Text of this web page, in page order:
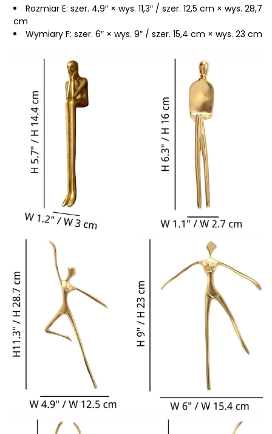
Rozmiar E: szer. 4,9″ × wys. 11,3″ / szer. 12,5 cm × wys. 28,7
cm
Wymiary F: szer. 6″ × wys. 9″ / szer. 15,4 cm × wys. 23 cm